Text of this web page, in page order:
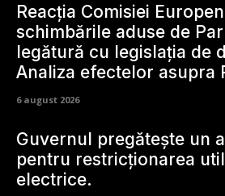
Reacția Comisiei
schimbările aduse de
legătură cu legislația de
Analiza efectelor asupra
6 august 2026
Guvernul pregătește un
pentru restricționarea
electrice.